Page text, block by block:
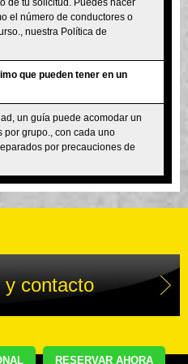
RESERVAR AHORA
el número de conductores o
nuestra Política de
que pueden tener en un
un guía puede acomodar un
por grupo., con cada uno
por precauciones de
y contacto